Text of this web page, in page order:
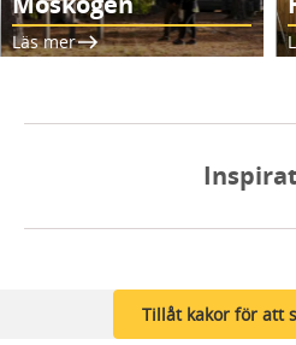
Läs mer
Tillåt kakor för att